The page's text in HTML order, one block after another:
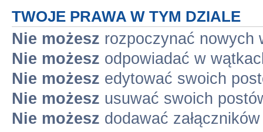
TWOJE PRAWA W TYM DZIALE
Nie możesz rozpoczynać nowych
Nie możesz odpowiadać w
Nie możesz edytować swoich
Nie możesz usuwać swoich
Nie możesz dodawać załączników